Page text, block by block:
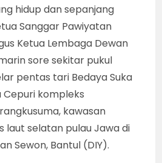
hidup dan sepanjang
Sanggar Pawiyatan
Ketua Lembaga Dewan
sore sekitar pukul
pentas tari Bedaya Suka
Cepuri kompleks
kawasan
laut selatan pulau Jawa di
Sewon, Bantul (DIY).